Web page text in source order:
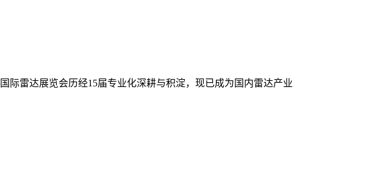
雷达展览会历经15届专业化深耕与积淀，现已成为国内雷达产业